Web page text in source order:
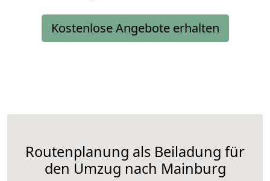
Kostenlose Angebote erhalten
Routenplanung als Beiladung für
den Umzug nach Mainburg